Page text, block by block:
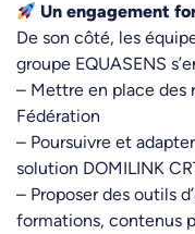
Un engagement
De son côté, les
groupe EQUASENS
– Mettre en place des
Fédération
– Poursuivre et
solution DOMILINK
– Proposer des outils
formations, contenus